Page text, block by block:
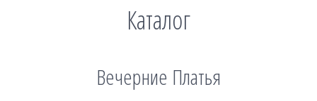
Каталог
Вечерние Платья